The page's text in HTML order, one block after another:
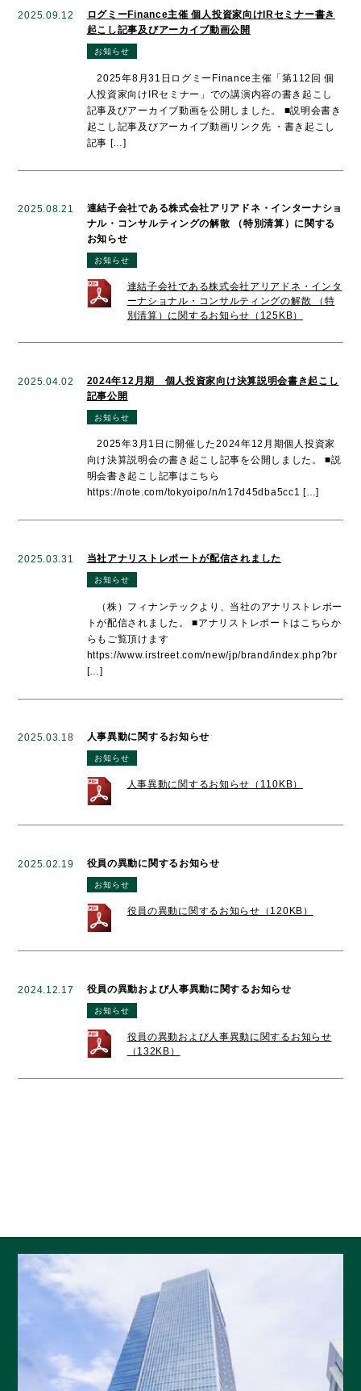
2025.09.12
ログミーFinance主催 個人投資家向けIRセミナー書き
起こし記事及びアーカイブ動画公開
お知らせ
2025年8月31日ログミーFinance主催「第112回 個
人投資家向けIRセミナー」での講演内容の書き起こし
記事及びアーカイブ動画を公開しました。 ■説明会書き
起こし記事及びアーカイブ動画リンク先 ・書き起こし
記事 […]
2025.08.21
連結子会社である株式会社アリアドネ・インターナショ
ナル・コンサルティングの解散 （特別清算）に関する
お知らせ
お知らせ
連結子会社である株式会社アリアドネ・インタ
ーナショナル・コンサルティングの解散 （特
別清算）に関するお知らせ（125KB）
2025.04.02
2024年12月期 個人投資家向け決算説明会書き起こし
記事公開
お知らせ
2025年3月1日に開催した2024年12月期個人投資家
向け決算説明会の書き起こし記事を公開しました。 ■説
明会書き起こし記事はこちら
https://note.com/tokyoipo/n/n17d45dba5cc1 […]
2025.03.31 当社アナリストレポートが配信されました
お知らせ
（株）フィナンテックより、当社のアナリストレポー
トが配信されました。 ■アナリストレポートはこちらか
らもご覧頂けます
https://www.irstreet.com/new/jp/brand/index.php?br
[…]
2025.03.18 人事異動に関するお知らせ
お知らせ
人事異動に関するお知らせ（110KB）
2025.02.19 役員の異動に関するお知らせ
お知らせ
役員の異動に関するお知らせ（120KB）
2024.12.17 役員の異動および人事異動に関するお知らせ
お知らせ
役員の異動および人事異動に関するお知らせ
（132KB）